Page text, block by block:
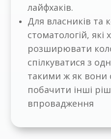
лайфхаків.
Для власників та
стоматологій, які
розширювати
спілкуватися з
такими ж як вони
побачити інші
впровадження